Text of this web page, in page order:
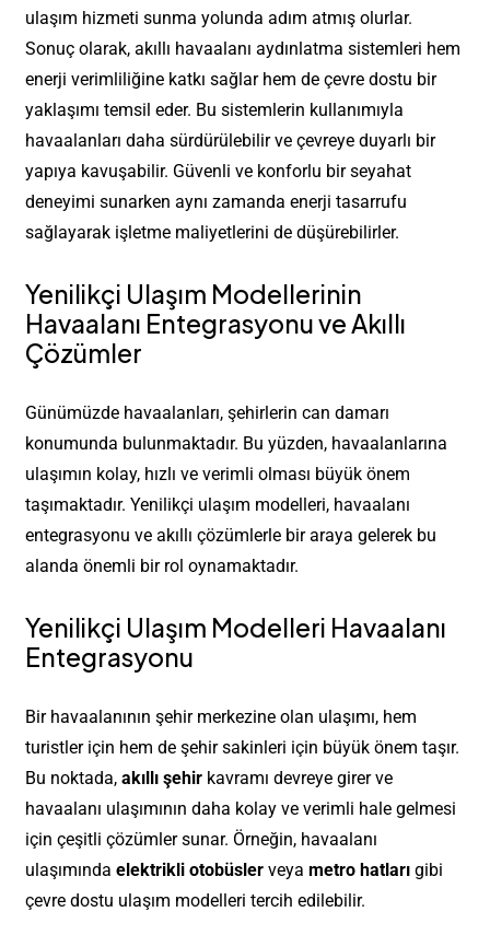
ulaşım hizmeti sunma yolunda adım atmış olurlar.
Sonuç olarak, akıllı havaalanı aydınlatma sistemleri hem
enerji verimliliğine katkı sağlar hem de çevre dostu bir
yaklaşımı temsil eder. Bu sistemlerin kullanımıyla
havaalanları daha sürdürülebilir ve çevreye duyarlı bir
yapıya kavuşabilir. Güvenli ve konforlu bir seyahat
deneyimi sunarken aynı zamanda enerji tasarrufu
sağlayarak işletme maliyetlerini de düşürebilirler.
Yenilikçi Ulaşım Modellerinin
Havaalanı Entegrasyonu ve Akıllı
Çözümler
Günümüzde havaalanları, şehirlerin can damarı
konumunda bulunmaktadır. Bu yüzden, havaalanlarına
ulaşımın kolay, hızlı ve verimli olması büyük önem
taşımaktadır. Yenilikçi ulaşım modelleri, havaalanı
entegrasyonu ve akıllı çözümlerle bir araya gelerek bu
alanda önemli bir rol oynamaktadır.
Yenilikçi Ulaşım Modelleri Havaalanı
Entegrasyonu
Bir havaalanının şehir merkezine olan ulaşımı, hem
turistler için hem de şehir sakinleri için büyük önem taşır.
Bu noktada, akıllı şehirkavramı devreye girer ve
havaalanı ulaşımının daha kolay ve verimli hale gelmesi
için çeşitli çözümler sunar. Örneğin, havaalanı
ulaşımında elektrikli otobüslerveya metro hatlarıgibi
çevre dostu ulaşım modelleri tercih edilebilir.